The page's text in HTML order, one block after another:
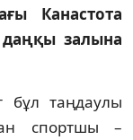
Канастота
залына
бұл таңдаулы
спортшы –